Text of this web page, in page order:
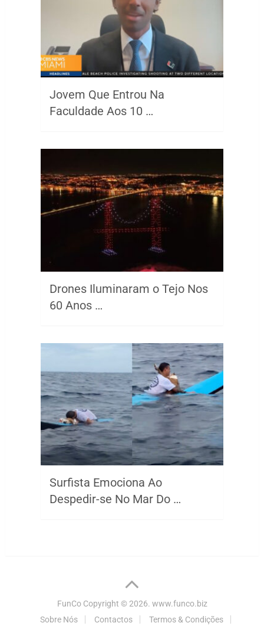
Jovem Que Entrou Na
Faculdade Aos 10 …
Drones Iluminaram o Tejo Nos
60 Anos …
Surfista Emociona Ao
Despedir-se No Mar Do …
FunCoCopyright © 2026. www.funco.biz
Sobre Nós
Contactos Termos & Condições